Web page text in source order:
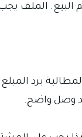
الملف يجب
برد
وصل واضح.